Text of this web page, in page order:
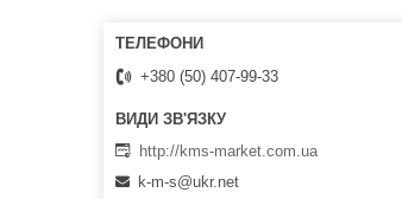
+380 (50) 407-99-33
http://kms-market.com.ua
k-m-s@ukr.net